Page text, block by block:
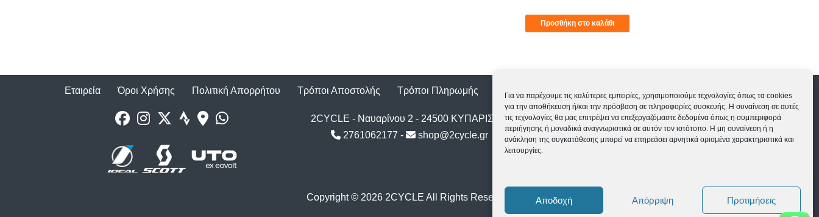
Για να παρέχουμε τις καλύτερες εμπειρίες, χρησιμοποιούμε τεχνολογίες όπως τα cookies
για την αποθήκευση ή/και την πρόσβαση σε πληροφορίες συσκευής. Η συναίνεση σε αυτές
τις τεχνολογίες θα μας επιτρέψει να επεξεργαζόμαστε δεδομένα όπως η συμπεριφορά
περιήγησης ή μοναδικά αναγνωριστικά σε αυτόν τον ιστότοπο. Η μη συναίνεση ή η
ανάκληση της συγκατάθεσης μπορεί να επηρεάσει αρνητικά ορισμένα χαρακτηριστικά και
λειτουργίες.
Αποδοχή Απόρριψη Προτιμήσεις
Προσθήκη στο καλάθι
Εταιρεία Όροι Χρήσης Πολιτική Απορρήτου Τρόποι Αποστολής Τρόποι Πληρωμής Επιστροφές Εγγύηση ποδηλάτων
2CYCLE - Ναυαρίνου 2 - 24500 ΚΥΠΑΡΙΣΣΙΑ
2761062177 - shop@2cycle.gr
Δευ-Τετ-Σαβ 09:00-15:00 | Τρι-Πεμ-Παρ 10:00-
18:00 | Κυρ ΚΛΕΙΣΤΑ
Copyright © 2026 2CYCLE All Rights Reserved